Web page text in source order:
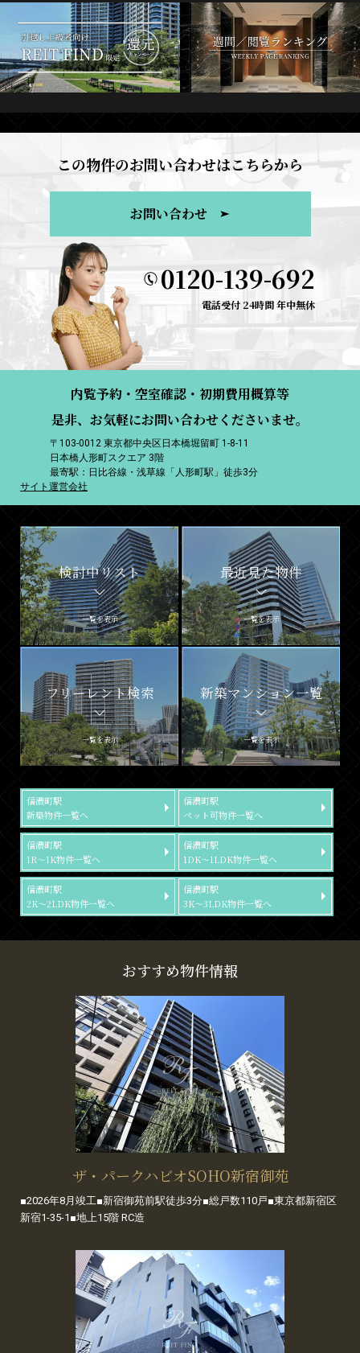
この物件のお問い合わせはこちらから
お問い合わせ
0120-139-692
電話受付 24時間 年中無休
内覧予約・空室確認・初期費用概算等
是非、お気軽にお問い合わせくださいませ。
〒103-0012 東京都中央区日本橋堀留町 1-8-11
日本橋人形町スクエア 3階
最寄駅：日比谷線・浅草線「人形町駅」徒歩3分
サイト運営会社
検討中リスト
一覧を表示
最近見た物件
一覧を表示
フリーレント検索
一覧を表示
新築マンション一覧
一覧を表示
信濃町駅
新築物件一覧へ
信濃町駅
ペット可物件一覧へ
信濃町駅
1R～1K物件一覧へ
信濃町駅
1DK～1LDK物件一覧へ
信濃町駅
2K～2LDK物件一覧へ
信濃町駅
3K～3LDK物件一覧へ
おすすめ物件情報
ザ・パークハビオSOHO新宿御苑
■2026年8月竣工■新宿御苑前駅徒歩3分■総戸数110戸■東京都新宿区
新宿1-35-1■地上15階 RC造